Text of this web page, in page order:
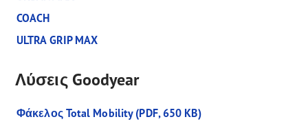
COACH
ULTRA GRIP MAX
Λύσεις Goodyear
Φάκελος Total Mobility (PDF, 650 KB)